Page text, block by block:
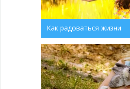
Как радоваться жизни